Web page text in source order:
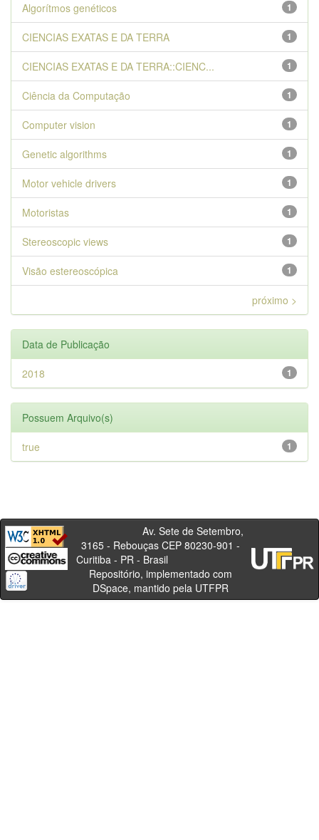
1
Algorítmos genéticos
1
CIENCIAS EXATAS E DA TERRA
1
CIENCIAS EXATAS E DA TERRA::CIENC...
1
Ciência da Computação
1
Computer vision
1
Genetic algorithms
1
Motor vehicle drivers
1
Motoristas
1
Stereoscopic views
1
Visão estereoscópica
próximo >
Data de Publicação
1
2018
Possuem Arquivo(s)
1
true
Av. Sete de Setembro,
3165 - Rebouças CEP 80230-901 -
Curitiba - PR - Brasil
Repositório, implementado com
DSpace, mantido pela UTFPR